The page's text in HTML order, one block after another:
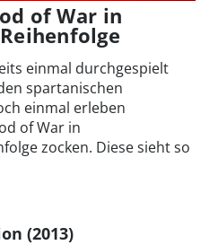
of War in
einmal durchgespielt
spartanischen
einmal erleben
of War in
zocken. Diese sieht so
(2013)